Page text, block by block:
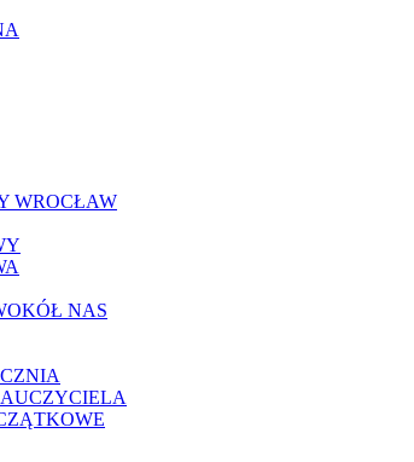
WROCŁAW
NAS